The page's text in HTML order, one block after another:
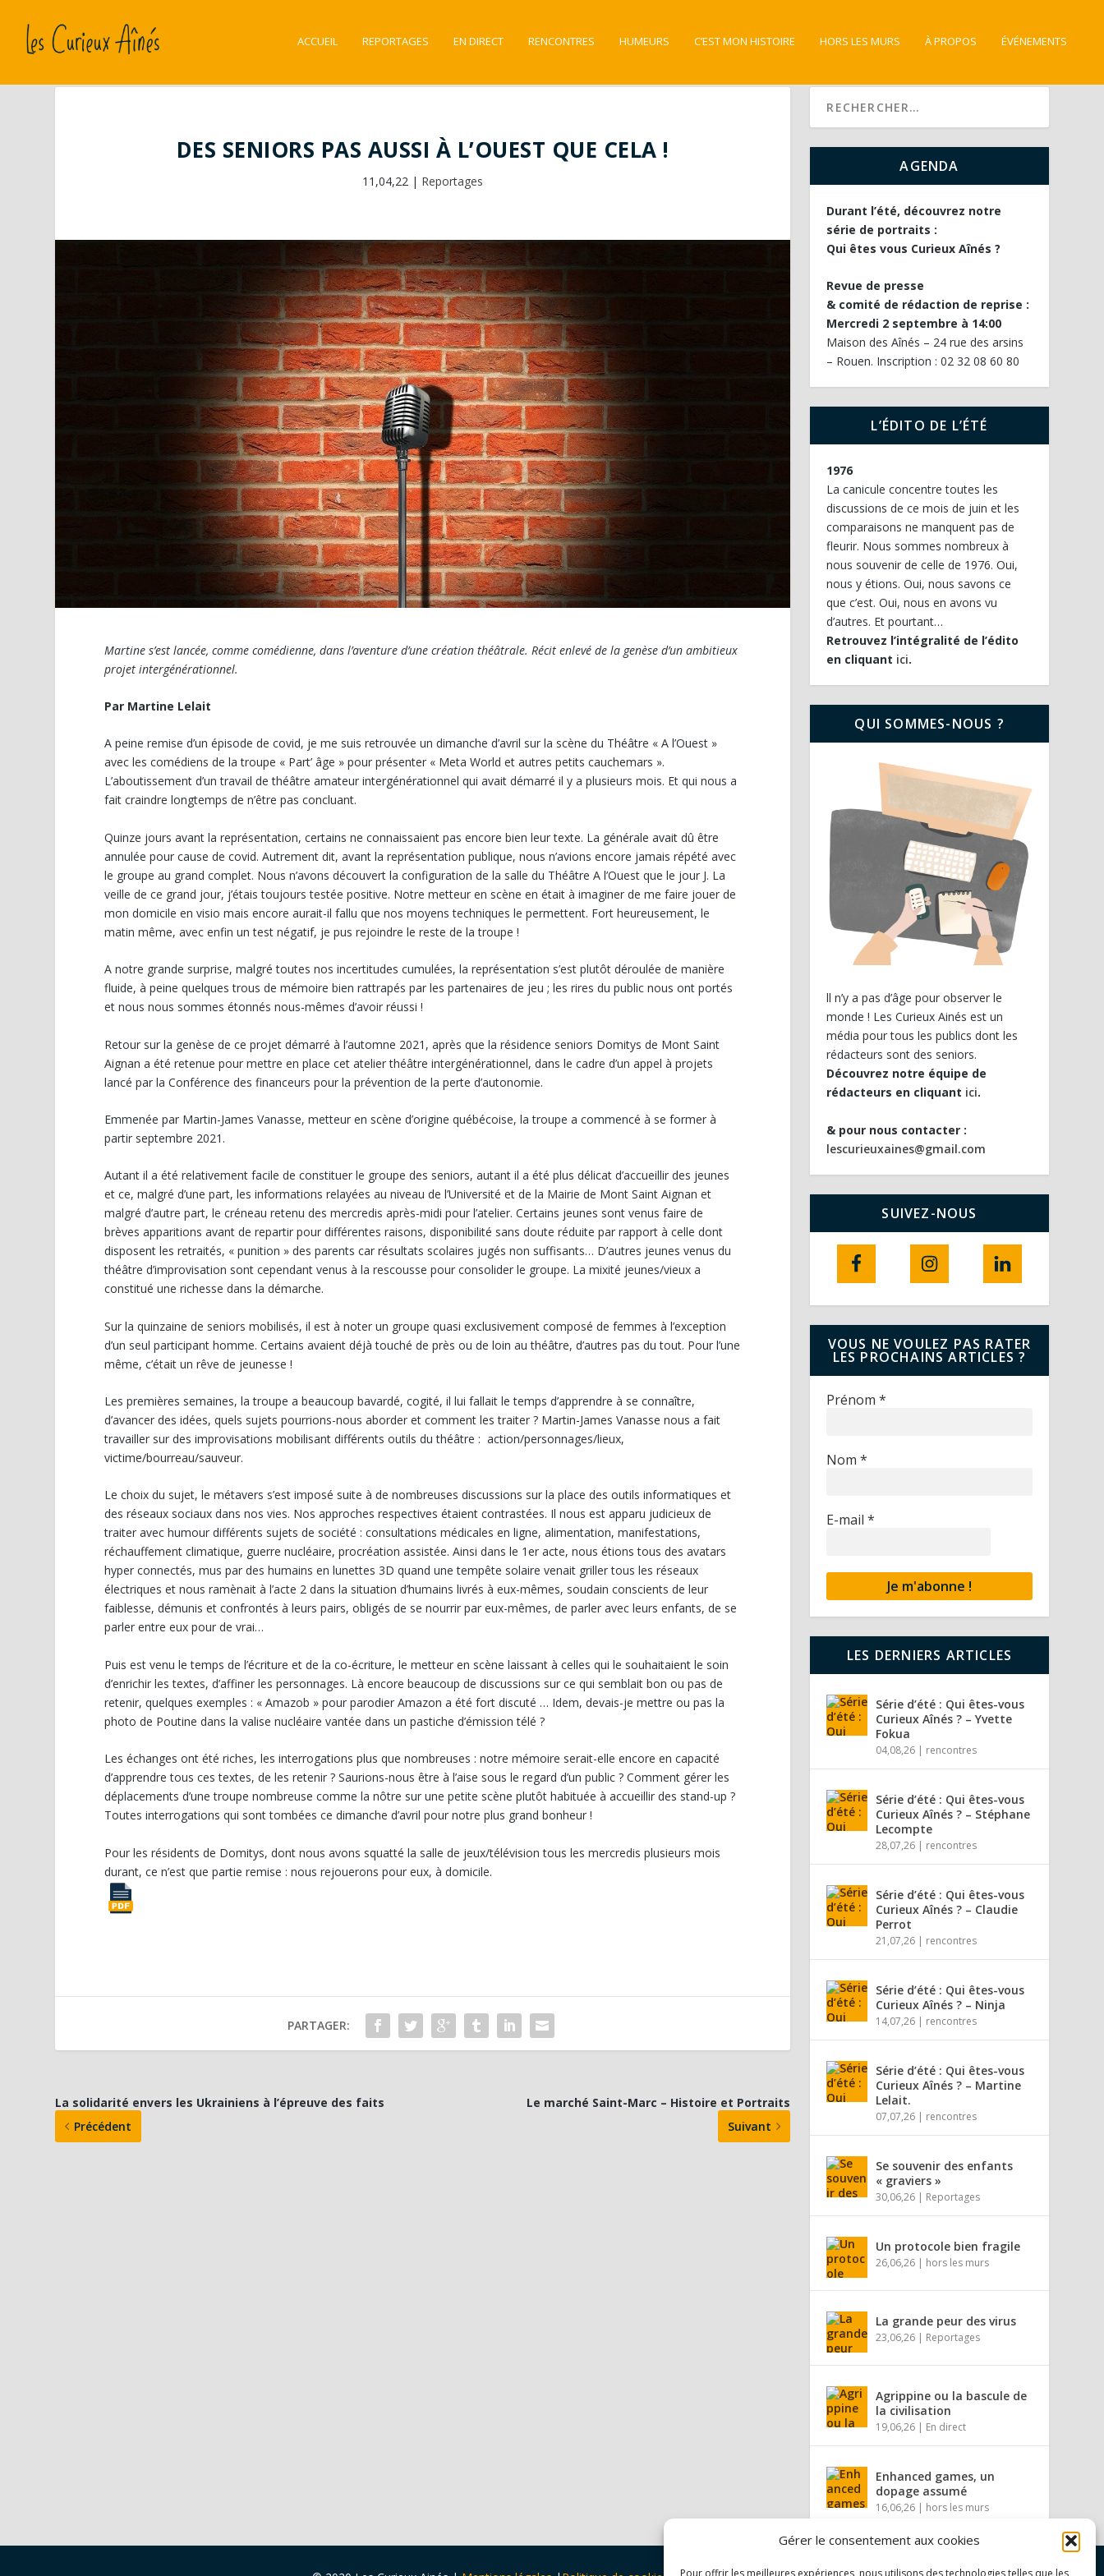
Gérer le consentement aux cookies
ACCUEIL REPORTAGES EN DIRECT RENCONTRES HUMEURS C’EST MON HISTOIRE HORS LES MURS À PROPOS ÉVÉNEMENTS
DES SENIORS PAS AUSSI À L’OUEST QUE CELA !
11,04,22 | Reportages
Martine s’est lancée, comme comédienne, dans l’aventure d’une création théâtrale. Récit enlevé de la genèse d’un ambitieux
projet intergénérationnel.
Par Martine Lelait
A peine remise d’un épisode de covid, je me suis retrouvée un dimanche d’avril sur la scène du Théâtre « A l’Ouest »
avec les comédiens de la troupe « Part’ âge » pour présenter « Meta World et autres petits cauchemars ».
L’aboutissement d’un travail de théâtre amateur intergénérationnel qui avait démarré il y a plusieurs mois. Et qui nous a
fait craindre longtemps de n’être pas concluant.
Quinze jours avant la représentation, certains ne connaissaient pas encore bien leur texte. La générale avait dû être
annulée pour cause de covid. Autrement dit, avant la représentation publique, nous n’avions encore jamais répété avec
le groupe au grand complet. Nous n’avons découvert la configuration de la salle du Théâtre A l’Ouest que le jour J. La
veille de ce grand jour, j’étais toujours testée positive. Notre metteur en scène en était à imaginer de me faire jouer de
mon domicile en visio mais encore aurait-il fallu que nos moyens techniques le permettent. Fort heureusement, le
matin même, avec enfin un test négatif, je pus rejoindre le reste de la troupe !
A notre grande surprise, malgré toutes nos incertitudes cumulées, la représentation s’est plutôt déroulée de manière
fluide, à peine quelques trous de mémoire bien rattrapés par les partenaires de jeu ; les rires du public nous ont portés
et nous nous sommes étonnés nous-mêmes d’avoir réussi !
Retour sur la genèse de ce projet démarré à l’automne 2021, après que la résidence seniors Domitys de Mont Saint
Aignan a été retenue pour mettre en place cet atelier théâtre intergénérationnel, dans le cadre d’un appel à projets
lancé par la Conférence des financeurs pour la prévention de la perte d’autonomie.
Emmenée par Martin-James Vanasse, metteur en scène d’origine québécoise, la troupe a commencé à se former à
partir septembre 2021.
Autant il a été relativement facile de constituer le groupe des seniors, autant il a été plus délicat d’accueillir des jeunes
et ce, malgré d’une part, les informations relayées au niveau de l’Université et de la Mairie de Mont Saint Aignan et
malgré d’autre part, le créneau retenu des mercredis après-midi pour l’atelier. Certains jeunes sont venus faire de
brèves apparitions avant de repartir pour différentes raisons, disponibilité sans doute réduite par rapport à celle dont
disposent les retraités, « punition » des parents car résultats scolaires jugés non suffisants… D’autres jeunes venus du
théâtre d’improvisation sont cependant venus à la rescousse pour consolider le groupe. La mixité jeunes/vieux a
constitué une richesse dans la démarche.
Sur la quinzaine de seniors mobilisés, il est à noter un groupe quasi exclusivement composé de femmes à l’exception
d’un seul participant homme. Certains avaient déjà touché de près ou de loin au théâtre, d’autres pas du tout. Pour l’une
même, c’était un rêve de jeunesse !
Les premières semaines, la troupe a beaucoup bavardé, cogité, il lui fallait le temps d’apprendre à se connaître,
d’avancer des idées, quels sujets pourrions-nous aborder et comment les traiter ? Martin-James Vanasse nous a fait
travailler sur des improvisations mobilisant différents outils du théâtre : action/personnages/lieux,
victime/bourreau/sauveur.
Le choix du sujet, le métavers s’est imposé suite à de nombreuses discussions sur la place des outils informatiques et
des réseaux sociaux dans nos vies. Nos approches respectives étaient contrastées. Il nous est apparu judicieux de
traiter avec humour différents sujets de société : consultations médicales en ligne, alimentation, manifestations,
réchauffement climatique, guerre nucléaire, procréation assistée. Ainsi dans le 1er acte, nous étions tous des avatars
hyper connectés, mus par des humains en lunettes 3D quand une tempête solaire venait griller tous les réseaux
électriques et nous ramènait à l’acte 2 dans la situation d’humains livrés à eux-mêmes, soudain conscients de leur
faiblesse, démunis et confrontés à leurs pairs, obligés de se nourrir par eux-mêmes, de parler avec leurs enfants, de se
parler entre eux pour de vrai…
Puis est venu le temps de l’écriture et de la co-écriture, le metteur en scène laissant à celles qui le souhaitaient le soin
d’enrichir les textes, d’affiner les personnages. Là encore beaucoup de discussions sur ce qui semblait bon ou pas de
retenir, quelques exemples : « Amazob » pour parodier Amazon a été fort discuté … Idem, devais-je mettre ou pas la
photo de Poutine dans la valise nucléaire vantée dans un pastiche d’émission télé ?
Les échanges ont été riches, les interrogations plus que nombreuses : notre mémoire serait-elle encore en capacité
d’apprendre tous ces textes, de les retenir ? Saurions-nous être à l’aise sous le regard d’un public ? Comment gérer les
déplacements d’une troupe nombreuse comme la nôtre sur une petite scène plutôt habituée à accueillir des stand-up ?
Toutes interrogations qui sont tombées ce dimanche d’avril pour notre plus grand bonheur !
Pour les résidents de Domitys, dont nous avons squatté la salle de jeux/télévision tous les mercredis plusieurs mois
durant, ce n’est que partie remise : nous rejouerons pour eux, à domicile.
PARTAGER:
La solidarité envers les Ukrainiens à l’épreuve des faits
Précédent
Le marché Saint-Marc – Histoire et Portraits
Suivant
AGENDA
Durant l’été, découvrez notre
série de portraits :
Qui êtes vous Curieux Aînés ?
Revue de presse
& comité de rédaction de reprise :
Mercredi 2 septembre à 14:00
Maison des Aînés – 24 rue des arsins
– Rouen. Inscription : 02 32 08 60 80
L’ÉDITO DE L’ÉTÉ
1976
La canicule concentre toutes les
discussions de ce mois de juin et les
comparaisons ne manquent pas de
fleurir. Nous sommes nombreux à
nous souvenir de celle de 1976. Oui,
nous y étions. Oui, nous savons ce
que c’est. Oui, nous en avons vu
d’autres. Et pourtant…
Retrouvez l’intégralité de l’édito
en cliquant ici.
QUI SOMMES-NOUS ?
ll n’y a pas d’âge pour observer le
monde ! Les Curieux Ainés est un
média pour tous les publics dont les
rédacteurs sont des seniors.
Découvrez notre équipe de
rédacteurs en cliquant ici.
& pour nous contacter :
lescurieuxaines@gmail.com
SUIVEZ-NOUS
VOUS NE VOULEZ PAS RATER
LES PROCHAINS ARTICLES ?
Prénom*
Nom*
E-mail*
LES DERNIERS ARTICLES
Série d’été : Qui êtes-vous
Curieux Aînés ? – Yvette
Fokua
04,08,26 | rencontres
Série d’été : Qui êtes-vous
Curieux Aînés ? – Stéphane
Lecompte
28,07,26 | rencontres
Série d’été : Qui êtes-vous
Curieux Aînés ? – Claudie
Perrot
21,07,26 | rencontres
Série d’été : Qui êtes-vous
Curieux Aînés ? – Ninja
14,07,26 | rencontres
Série d’été : Qui êtes-vous
Curieux Aînés ? – Martine
Lelait.
07,07,26 | rencontres
Se souvenir des enfants
« graviers »
30,06,26 | Reportages
Un protocole bien fragile
26,06,26 | hors les murs
La grande peur des virus
23,06,26 | Reportages
Agrippine ou la bascule de
la civilisation
19,06,26 | En direct
Enhanced games, un
dopage assumé
16,06,26 | hors les murs